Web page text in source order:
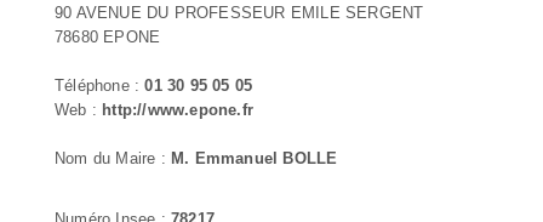
90 AVENUE DU PROFESSEUR EMILE SERGENT
78680 EPONE
Téléphone :01 30 95 05 05
Web : http://www.epone.fr
Nom du Maire : M. Emmanuel BOLLE